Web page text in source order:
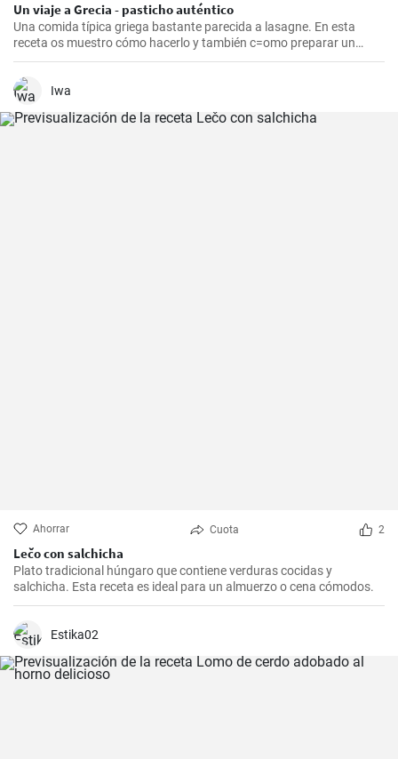
Un viaje a Grecia - pasticho auténtico
Una comida típica griega bastante parecida a lasagne. En esta
receta os muestro cómo hacerlo y también c=omo preparar un
bechamel auténtico.
Iwa
Ahorrar Cuota 2
Lečo con salchicha
Plato tradicional húngaro que contiene verduras cocidas y
salchicha. Esta receta es ideal para un almuerzo o cena cómodos.
Estika02